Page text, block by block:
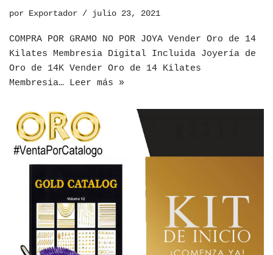
por Exportador julio 23, 2021
COMPRA POR GRAMO NO POR JOYA Vender Oro de 14
Kilates Membresia Digital Incluida Joyería de
Oro de 14K Vender Oro de 14 Kilates
Membresia… Leer más »